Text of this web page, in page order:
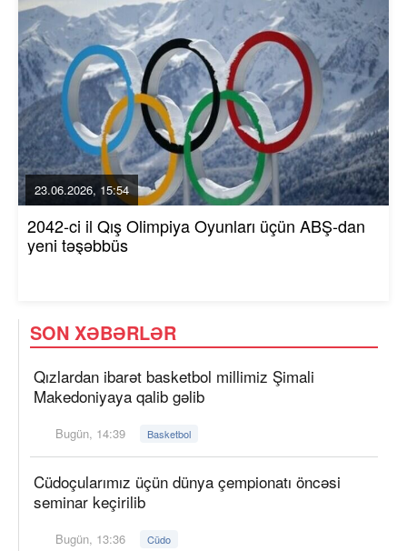
23.06.2026, 15:54
2042-ci il Qış Olimpiya Oyunları üçün ABŞ-dan
yeni təşəbbüs
SON XƏBƏRLƏR
Qızlardan ibarət basketbol millimiz Şimali
Makedoniyaya qalib gəlib
Bugün, 14:39 Basketbol
Cüdoçularımız üçün dünya çempionatı öncəsi
seminar keçirilib
Bugün, 13:36 Cüdo